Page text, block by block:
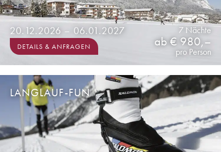
pro Person
ab € 980,–
7 Nächte
DETAILS & ANFRAGEN
20.12.2026 – 06.01.2027
LANGLAUF-FUN